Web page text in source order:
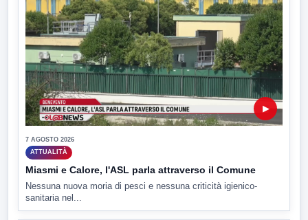
▶
7 AGOSTO 2026
ATTUALITÀ
Miasmi e Calore, l'ASL parla attraverso il Comune
Nessuna nuova moria di pesci e nessuna criticità igienico-
sanitaria nel...